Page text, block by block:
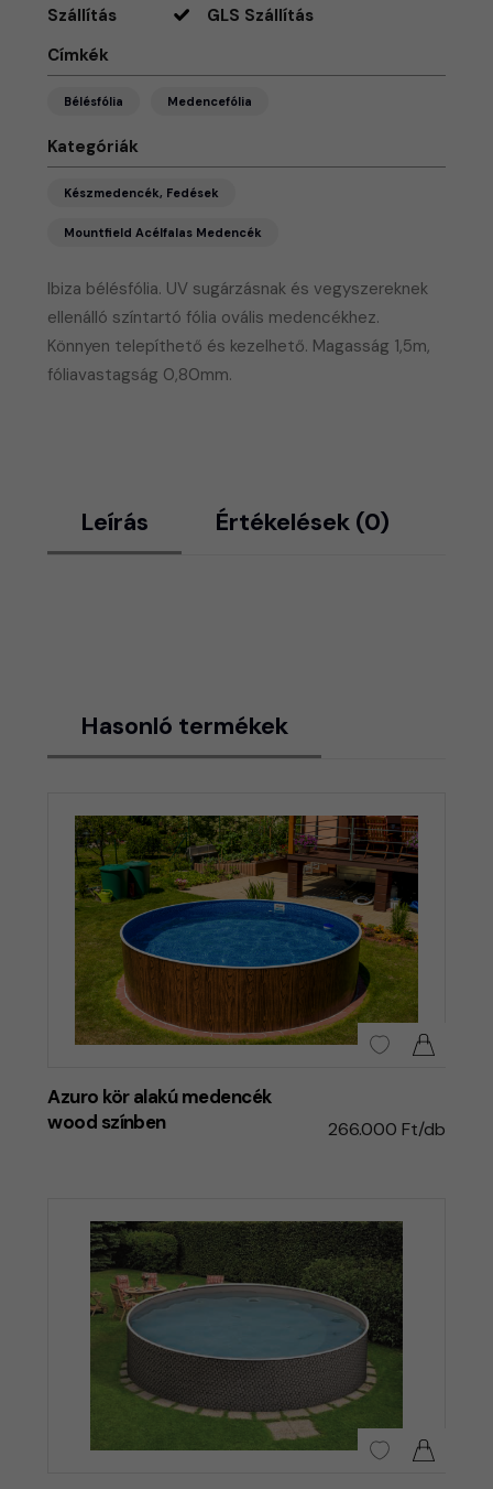
Ibiza bélésfólia. UV sugárzásnak és vegyszereknek
ellenálló színtartó fólia ovális medencékhez.
Könnyen telepíthető és kezelhető. Magasság 1,5m,
fóliavastagság 0,80mm.
Szállítás
GLS Szállítás
Címkék
Bélésfólia Medencefólia
Kategóriák
Készmedencék, Fedések
Mountfield Acélfalas Medencék
Leírás Értékelések (0)
Hasonló termékek
Azuro kör alakú medencék
wood színben
266.000 Ft/db